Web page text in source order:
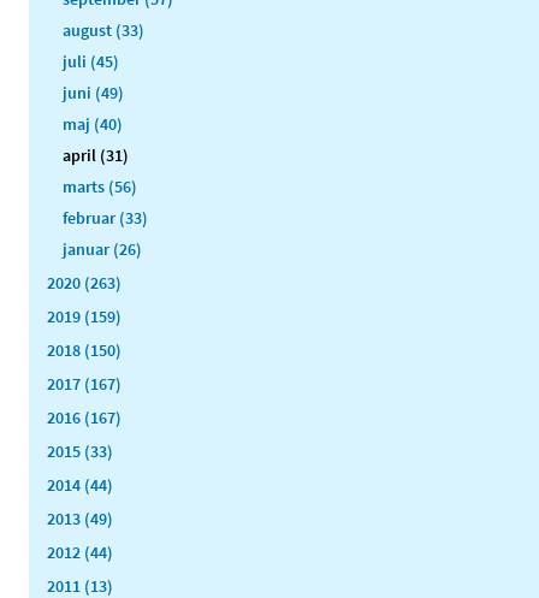
august (33)
juli (45)
juni (49)
maj (40)
april (31)
marts (56)
februar (33)
januar (26)
2020 (263)
2019 (159)
2018 (150)
2017 (167)
2016 (167)
2015 (33)
2014 (44)
2013 (49)
2012 (44)
2011 (13)